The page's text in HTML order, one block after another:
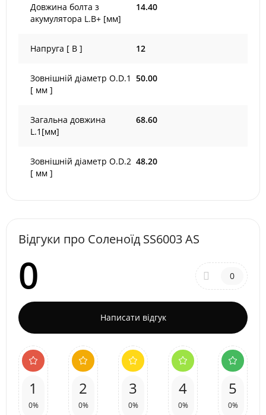
Довжина болта з
акумулятора L.B+ [мм]
14.40
Напруга [ В ] 12
Зовнішній діаметр O.D.1
[ мм ]
50.00
Загальна довжина
L.1[мм]
68.60
Зовнішній діаметр O.D.2
[ мм ]
48.20
Відгуки про Соленоїд SS6003 AS
0 0
Написати відгук
1
0%
2
0%
3
0%
4
0%
5
0%